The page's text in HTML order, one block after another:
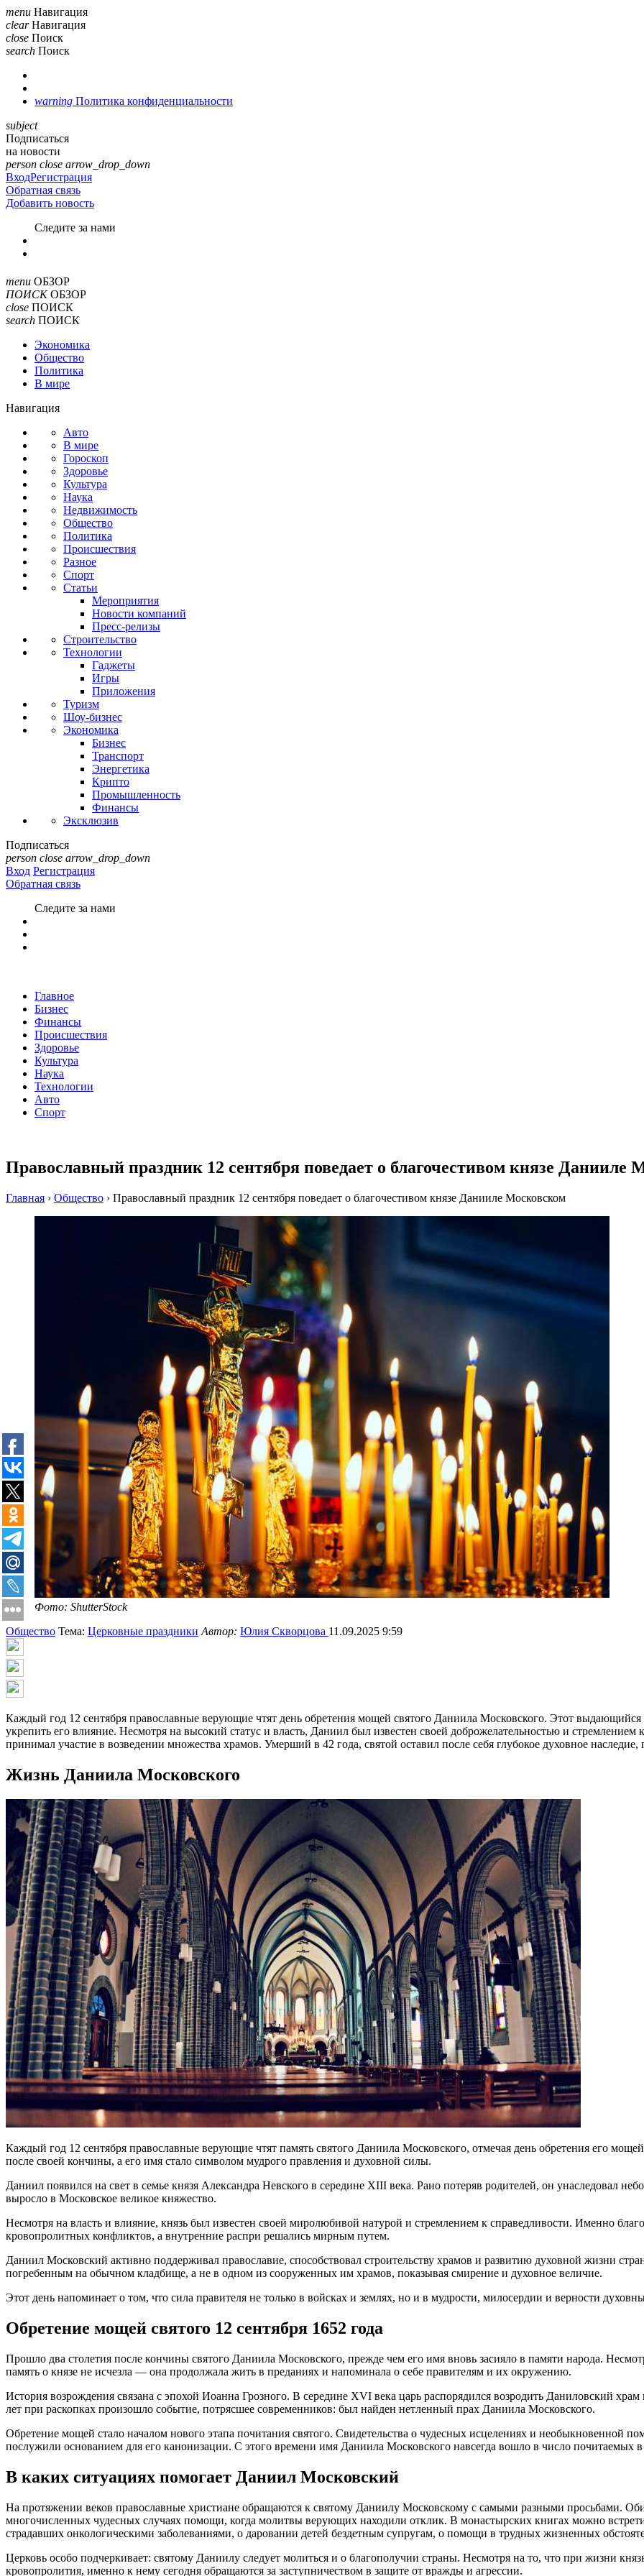
menu Навигация
clear Навигация
close Поиск
search Поиск
warning Политика конфиденциальности
subject
Подписаться
на новости
person close arrow_drop_down
ВходРегистрация
Обратная связь
Добавить новость
Cледите за нами
menu ОБЗОР
ПОИСК ОБЗОР
close ПОИСК
search ПОИСК
Экономика
Общество
Политика
В мире
Навигация
Авто
В мире
Гороскоп
Здоровье
Культура
Наука
Недвижимость
Общество
Политика
Происшествия
Разное
Спорт
Статьи
Мероприятия
Новости компаний
Пресс-релизы
Строительство
Технологии
Гаджеты
Игры
Приложения
Туризм
Шоу-бизнес
Экономика
Бизнес
Транспорт
Энергетика
Крипто
Промышленность
Финансы
Эксклюзив
Подписаться
person close arrow_drop_down
Вход Регистрация
Обратная связь
Следите за нами
Главное
Бизнес
Финансы
Происшествия
Здоровье
Культура
Наука
Технологии
Авто
Спорт
Православный праздник 12 сентября поведает о благочестивом князе Данииле
Главная › Общество › Православный праздник 12 сентября поведает о благочестивом князе Данииле Московском
Фото: ShutterStock
Общество Тема: Церковные праздники Автор: Юлия Скворцова 11.09.2025 9:59
Каждый год 12 сентября православные верующие чтят день обретения мощей святого Даниила Московского. Этот выдающийся
укрепить его влияние. Несмотря на высокий статус и власть, Даниил был известен своей доброжелательностью и
принимал участие в возведении множества храмов. Умерший в 42 года, святой оставил после себя глубокое духовное
Жизнь Даниила Московского
Каждый год 12 сентября православные верующие чтят память святого Даниила Московского, отмечая день обретения его
после своей кончины, а его имя стало символом мудрого правления и духовной силы.
Даниил появился на свет в семье князя Александра Невского в середине XIII века. Рано потеряв родителей, он унаследовал
выросло в Московское великое княжество.
Несмотря на власть и влияние, князь был известен своей миролюбивой натурой и стремлением к справедливости. Именно
кровопролитных конфликтов, а внутренние распри решались мирным путем.
Даниил Московский активно поддерживал православие, способствовал строительству храмов и развитию духовной жизни
погребенным на обычном кладбище, а не в одном из сооруженных им храмов, показывая смирение и духовное величие.
Этот день напоминает о том, что сила правителя не только в войсках и землях, но и в мудрости, милосердии и верности
Обретение мощей святого 12 сентября 1652 года
Прошло два столетия после кончины святого Даниила Московского, прежде чем его имя вновь засияло в памяти народа.
память о князе не исчезла — она продолжала жить в преданиях и напоминала о себе правителям и их окружению.
История возрождения связана с эпохой Иоанна Грозного. В середине XVI века царь распорядился возродить Даниловский
лет при раскопках произошло событие, потрясшее современников: был найден нетленный прах Даниила Московского.
Обретение мощей стало началом нового этапа почитания святого. Свидетельства о чудесных исцелениях и необыкновенной
послужили основанием для его канонизации. С этого времени имя Даниила Московского навсегда вошло в число почитаемых
В каких ситуациях помогает Даниил Московский
На протяжении веков православные христиане обращаются к святому Даниилу Московскому с самыми разными просьбами.
многочисленных чудесных случаях помощи, когда молитвы верующих находили отклик. В монастырских книгах можно
страдавших онкологическими заболеваниями, о даровании детей бездетным супругам, о помощи в трудных жизненных
Церковь особо подчеркивает: святому Даниилу следует молиться и о благополучии страны. Несмотря на то, что при жизни
кровопролития, именно к нему сегодня обращаются за заступничеством в защите от вражды и агрессии.